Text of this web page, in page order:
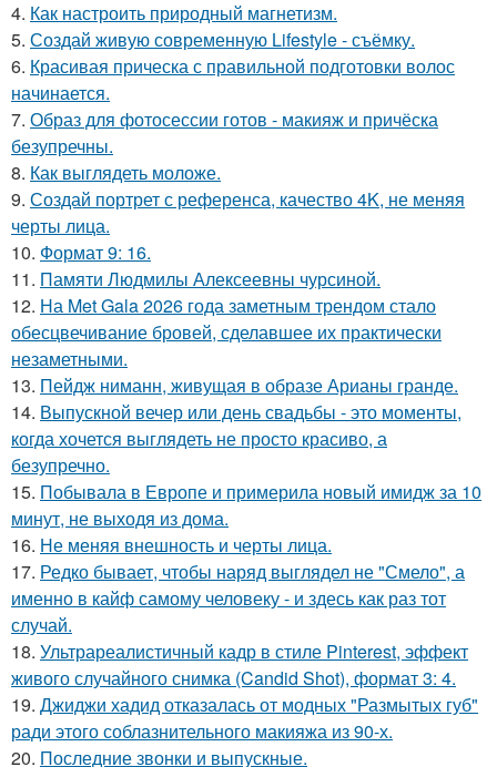
4. Как настроить природный магнетизм.
5. Создай живую современную Lifestyle - съёмку.
6. Красивая прическа с правильной подготовки волос
начинается.
7. Образ для фотосессии готов - макияж и причёска
безупречны.
8. Как выглядеть моложе.
9. Создай портрет с референса, качество 4K, не меняя
черты лица.
10. Формат 9: 16.
11. Памяти Людмилы Алексеевны чурсиной.
12. На Met Gala 2026 года заметным трендом стало
обесцвечивание бровей, сделавшее их практически
незаметными.
13. Пейдж ниманн, живущая в образе Арианы гранде.
14. Выпускной вечер или день свадьбы - это моменты,
когда хочется выглядеть не просто красиво, а
безупречно.
15. Побывала в Европе и примерила новый имидж за 10
минут, не выходя из дома.
16. Не меняя внешность и черты лица.
17. Редко бывает, чтобы наряд выглядел не "Смело", а
именно в кайф самому человеку - и здесь как раз тот
случай.
18. Ультрареалистичный кадр в стиле Pinterest, эффект
живого случайного снимка (Candid Shot), формат 3: 4.
19. Джиджи хадид отказалась от модных "Размытых губ"
ради этого соблазнительного макияжа из 90-х.
20. Последние звонки и выпускные.